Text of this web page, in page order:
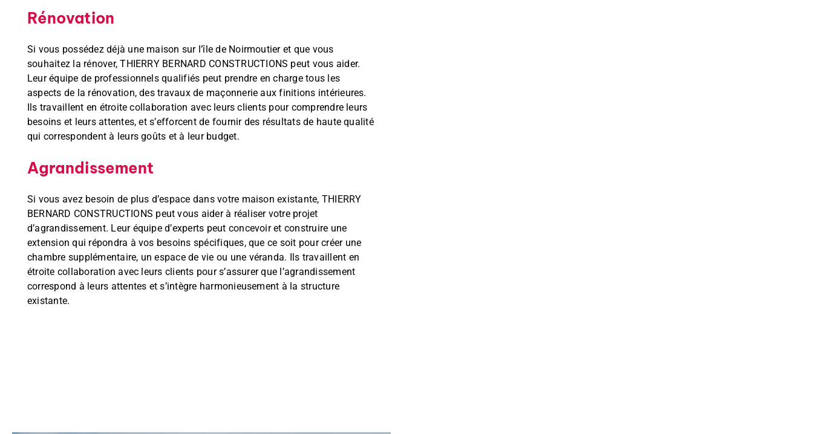
Rénovation
Si vous possédez déjà une maison sur l’île de Noirmoutier et que vous
souhaitez la rénover, THIERRY BERNARD CONSTRUCTIONS peut vous aider.
Leur équipe de professionnels qualifiés peut prendre en charge tous les
aspects de la rénovation, des travaux de maçonnerie aux finitions intérieures.
Ils travaillent en étroite collaboration avec leurs clients pour comprendre leurs
besoins et leurs attentes, et s’efforcent de fournir des résultats de haute qualité
qui correspondent à leurs goûts et à leur budget.
Agrandissement
Si vous avez besoin de plus d’espace dans votre maison existante, THIERRY
BERNARD CONSTRUCTIONS peut vous aider à réaliser votre projet
d’agrandissement. Leur équipe d’experts peut concevoir et construire une
extension qui répondra à vos besoins spécifiques, que ce soit pour créer une
chambre supplémentaire, un espace de vie ou une véranda. Ils travaillent en
étroite collaboration avec leurs clients pour s’assurer que l’agrandissement
correspond à leurs attentes et s’intègre harmonieusement à la structure
existante.